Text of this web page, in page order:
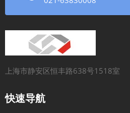
上海市静安区恒丰路638号1518室
快速导航